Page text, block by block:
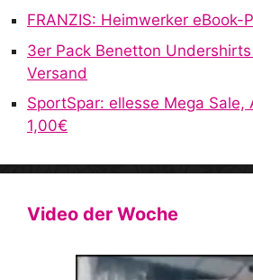
FRANZIS: Heimwerker eBook-
3er Pack Benetton
Versand
SportSpar: ellesse Mega
1,00€
Video der Woche